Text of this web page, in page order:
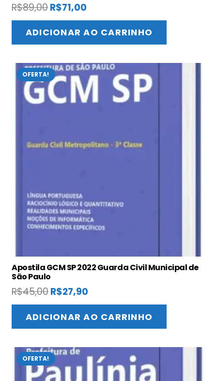
R$89,00O
preço
original
era:
R$71,00
preço
atual
é:
ADICIONAR AO CARRINHO
OFERTA!
Apostila GCM SP 2022 Guarda Civil Municipal de
São Paulo
R$45,00O
preço
original
era:
R$27,90
preço
atual
é:
ADICIONAR AO CARRINHO
OFERTA!